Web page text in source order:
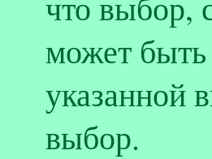
может
указанной
выбор.